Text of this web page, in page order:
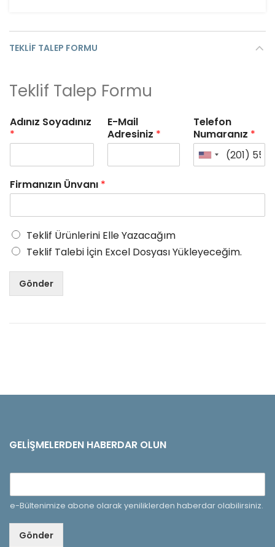
TEKLIF TALEP FORMU
Teklif Talep Formu
Adınız Soyadınız
*
E-Mail
Adresiniz *
Telefon
Numaranız *
Firmanızın Ünvanı *
Teklif Ürünlerini Elle Yazacağım
Teklif Talebi İçin Excel Dosyası Yükleyeceğim.
Gönder
GELIŞMELERDEN HABERDAR OLUN
e-Bültenimize abone olarak yeniliklerden haberdar olabilirsiniz.
Gönder